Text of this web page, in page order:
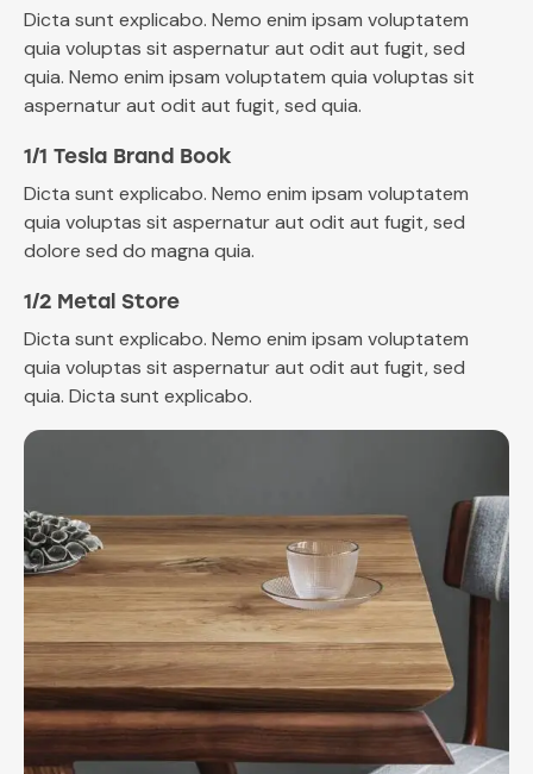
Dicta sunt explicabo. Nemo enim ipsam voluptatem
quia voluptas sit aspernatur aut odit aut fugit, sed
quia. Nemo enim ipsam voluptatem quia voluptas sit
aspernatur aut odit aut fugit, sed quia.
1/1 Tesla Brand Book
Dicta sunt explicabo. Nemo enim ipsam voluptatem
quia voluptas sit aspernatur aut odit aut fugit, sed
dolore sed do magna quia.
1/2 Metal Store
Dicta sunt explicabo. Nemo enim ipsam voluptatem
quia voluptas sit aspernatur aut odit aut fugit, sed
quia. Dicta sunt explicabo.